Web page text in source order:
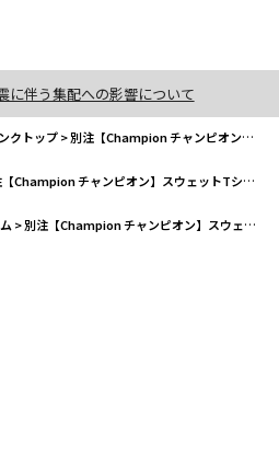
に伴う集配への影響について
クトップ>別注【Champion チャンピオン】スウェットTシャツLoose Fit
Champion チャンピオン】スウェットTシャツLoose Fit
>別注【Champion チャンピオン】スウェットTシャツLoose Fit